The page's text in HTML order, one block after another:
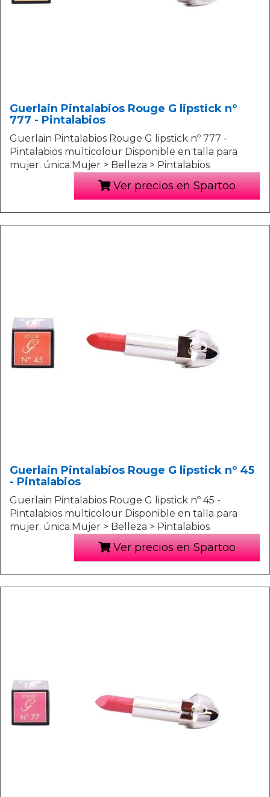
Guerlain Pintalabios Rouge G lipstick nº
777 - Pintalabios
Guerlain Pintalabios Rouge G lipstick nº 777 -
Pintalabios multicolour Disponible en talla para
mujer. única.Mujer > Belleza > Pintalabios
Ver precios en Spartoo
Guerlain Pintalabios Rouge G lipstick nº 45
- Pintalabios
Guerlain Pintalabios Rouge G lipstick nº 45 -
Pintalabios multicolour Disponible en talla para
mujer. única.Mujer > Belleza > Pintalabios
Ver precios en Spartoo